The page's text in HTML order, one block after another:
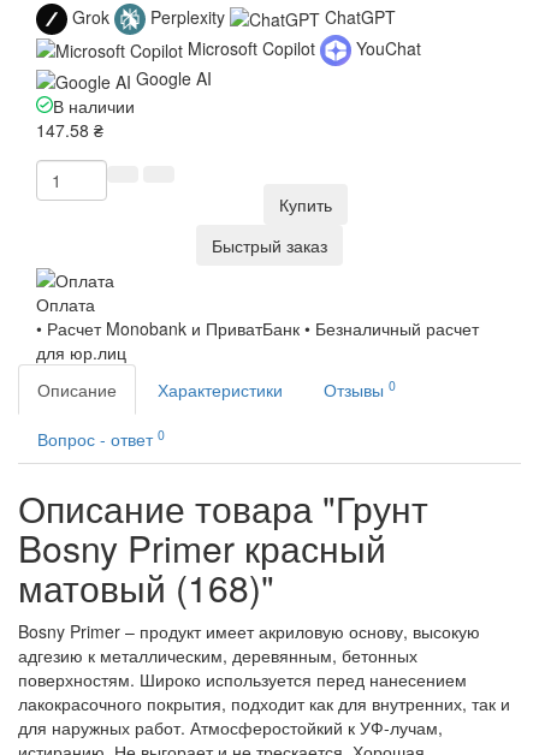
Grok Perplexity
ChatGPT
Microsoft Copilot
YouChat
Google AI
В наличии
147.58 ₴
Купить
Быстрый заказ
Оплата
• Расчет Monobank и ПриватБанк • Безналичный расчет
для юр.лиц
Описание
Характеристики Отзывы 0
Вопрос - ответ 0
Описание товара "Грунт
Bosny Primer красный
матовый (168)"
Bosny Primer – продукт имеет акриловую основу, высокую
адгезию к металлическим, деревянным, бетонных
поверхностям. Широко используется перед нанесением
лакокрасочного покрытия, подходит как для внутренних, так и
для наружных работ. Атмосферостойкий к УФ-лучам,